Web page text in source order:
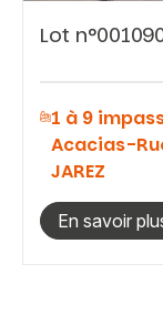
Rechercher
Lot
1 à 9
Acacias-
JAREZ
En savoir